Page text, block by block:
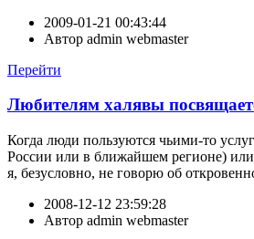
2009-01-21 00:43:44
Автор admin webmaster
Перейти
Любителям халявы
Когда люди пользуются чьими-то
России или в ближайшем регионе)
я, безусловно, не говорю об
2008-12-12 23:59:28
Автор admin webmaster